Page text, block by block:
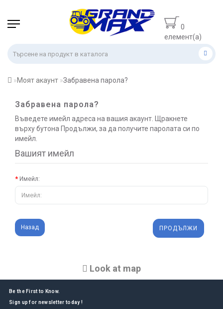
0
елемент(а)
Моят акаунт Забравена парола?
Забравена парола?
Въведете имейл адреса на вашия акаунт. Щракнете
върху бутона Продължи, за да получите паролата си по
имейл.
Вашият имейл
Имейл:
Назад
Look at map
Be the First to Know.
Sign up for newsletter today !